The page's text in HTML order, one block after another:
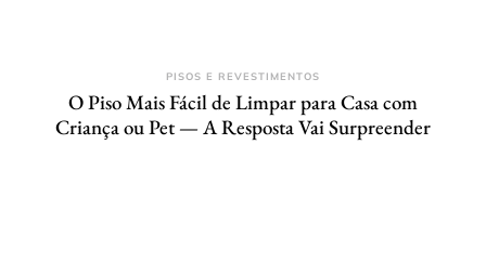
PISOS E REVESTIMENTOS
O Piso Mais Fácil de Limpar para Casa com
Criança ou Pet — A Resposta Vai Surpreender